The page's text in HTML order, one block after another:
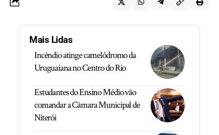
Mais Lidas
Incêndio atinge camelódromo da
Uruguaiana no Centro do Rio
Estudantes do Ensino Médio vão
comandar a Câmara Municipal de
Niterói